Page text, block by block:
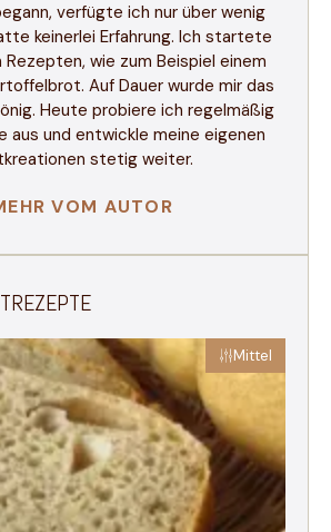
verfügte ich nur über wenig
keinerlei Erfahrung. Ich startete
wie zum Beispiel einem
Auf Dauer wurde mir das
Heute probiere ich regelmäßig
aus und entwickle meine eigenen
stetig weiter.
VOM AUTOR
Mittel